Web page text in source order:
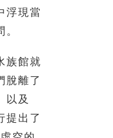
浮現當
族館就
脫離了
以及
提出了